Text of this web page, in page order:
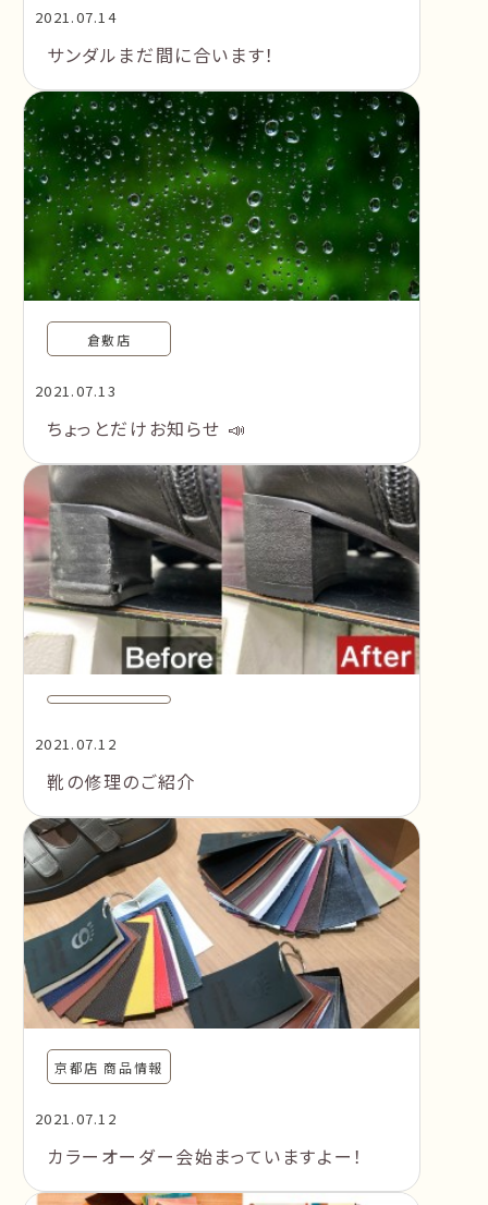
2021.07.14
サンダルまだ間に合います！
倉敷店
2021.07.13
ちょっとだけお知らせ 📣
2021.07.12
靴の修理のご紹介
京都店 商品情報
2021.07.12
カラーオーダー会始まっていますよー！